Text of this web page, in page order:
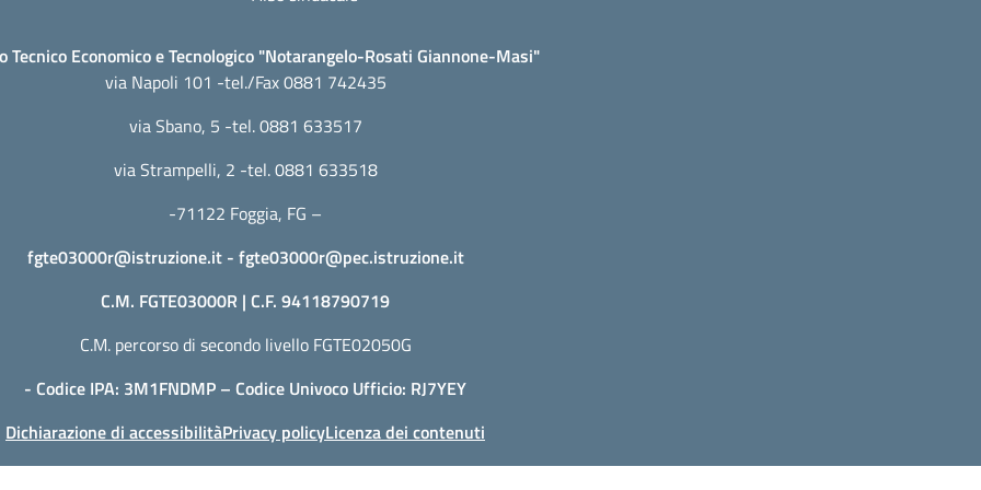
Tecnico Economico e Tecnologico "Notarangelo-Rosati Giannone-Masi"
via Napoli 101 -tel./Fax 0881 742435
via Sbano, 5 -tel. 0881 633517
via Strampelli, 2 -tel. 0881 633518
-71122 Foggia, FG –
fgte03000r@istruzione.it- fgte03000r@pec.istruzione.it
C.M. FGTE03000R | C.F. 94118790719
C.M. percorso di secondo livello FGTE02050G
- Codice IPA: 3M1FNDMP – Codice Univoco Ufficio: RJ7YEY
Dichiarazione di accessibilitàPrivacy policyLicenza dei contenuti